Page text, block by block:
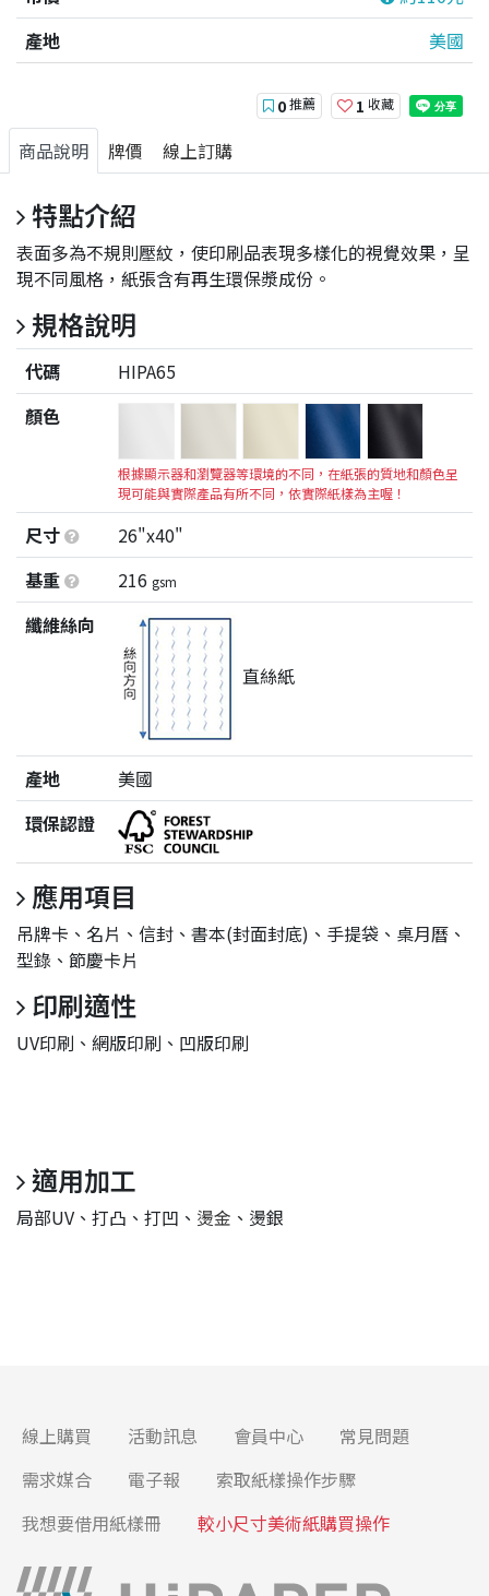
產地
美國
0推薦 1 收藏
商品說明 牌價 線上訂購
特點介紹
表面多為不規則壓紋，使印刷品表現多樣化的視覺效果，呈
現不同風格，紙張含有再生環保漿成份。
規格說明
代碼
HIPA65
顏色
根據顯示器和瀏覽器等環境的不同，在紙張的質地和顏色呈
現可能與實際產品有所不同，依實際紙樣為主喔！
尺寸
26"x40"
基重
216 gsm
纖維絲向
直絲紙
產地
美國
環保認證
應用項目
吊牌卡、名片、信封、書本(封面封底)、手提袋、桌月曆、
型錄、節慶卡片
印刷適性
UV印刷、網版印刷、凹版印刷
適用加工
局部UV、打凸、打凹、 燙金 、燙銀
線上購買 活動訊息 會員中心
常見問題
需求媒合
電子報
索取紙樣操作步驟
我想要借用紙樣冊
較小尺寸美術紙購買操作